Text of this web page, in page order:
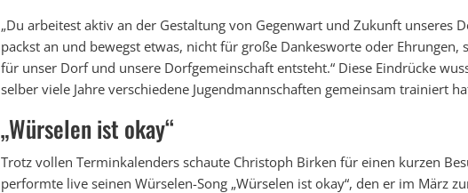
„Du arbeitest aktiv an der Gestaltung von Gegenwart und Zukunft unseres
packst an und bewegst etwas, nicht für große Dankesworte oder Ehrungen,
für unser Dorf und unsere Dorfgemeinschaft entsteht.“ Diese Eindrücke
selber viele Jahre verschiedene Jugendmannschaften gemeinsam trainiert
„Würselen ist okay“
Trotz vollen Terminkalenders schaute Christoph Birken für einen kurzen
performte live seinen Würselen-Song „Würselen ist okay“, den er im März